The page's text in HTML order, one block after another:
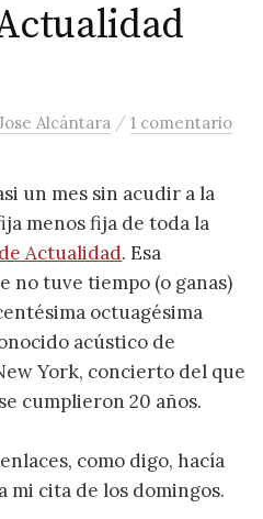
Alcántara /1 comentario
un mes sin acudir a la
menos fija de toda la
Actualidad. Esa
no tuve tiempo (o ganas)
octuagésima
acústico de
York, concierto del que
cumplieron 20 años.
como digo, hacía
mi cita de los domingos.